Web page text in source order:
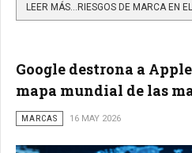
Google destrona a
mapa mundial de las
MARCAS 16 MAY 2026